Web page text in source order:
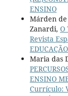
ENSINO
Márden de
Zanardi, O
Revista
Maria das
ENSINO
Currículo: